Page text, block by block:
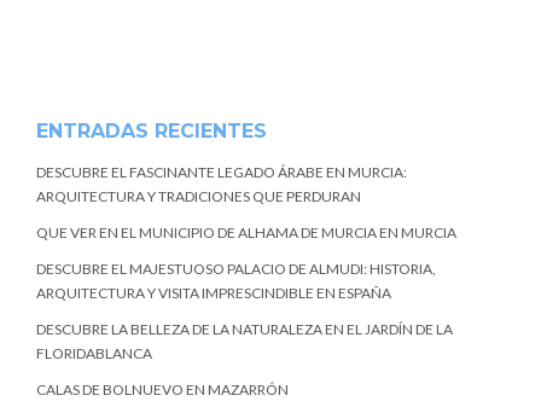
ENTRADAS RECIENTES
DESCUBRE EL FASCINANTE LEGADO ÁRABE EN MURCIA:
ARQUITECTURA Y TRADICIONES QUE PERDURAN
QUE VER EN EL MUNICIPIO DE ALHAMA DE MURCIA EN MURCIA
DESCUBRE EL MAJESTUOSO PALACIO DE ALMUDI: HISTORIA,
ARQUITECTURA Y VISITA IMPRESCINDIBLE EN ESPAÑA
DESCUBRE LA BELLEZA DE LA NATURALEZA EN EL JARDÍN DE LA
FLORIDABLANCA
CALAS DE BOLNUEVO EN MAZARRÓN